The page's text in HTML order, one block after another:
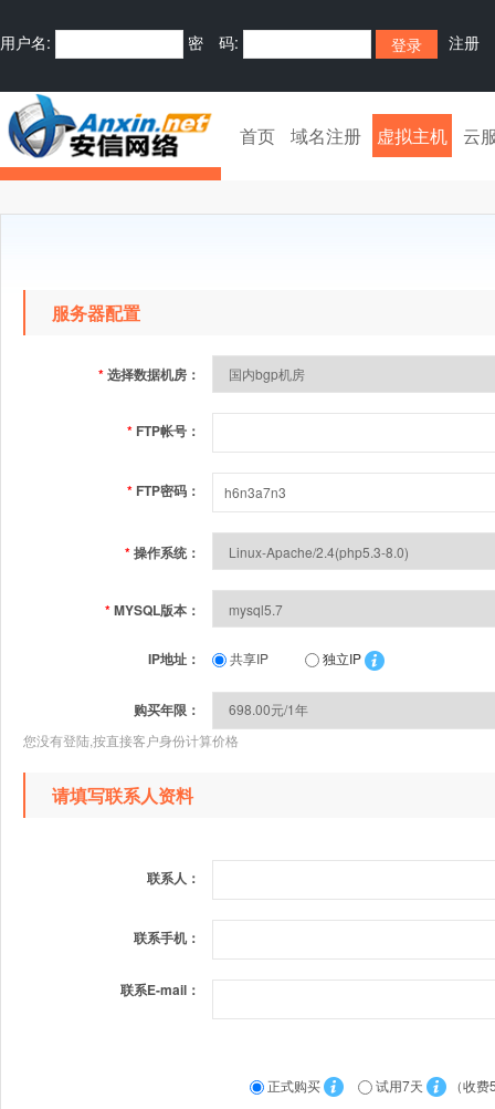
用户名: 密 码: 注册
首页 域名注册 虚拟主机 云
服务器配置
*选择数据机房：
* FTP帐号：
* FTP密码：
*操作系统：
*MYSQL版本：
IP地址： 共享IP 独立IP
购买年限：
您没有登陆,按直接客户身份计算价格
请填写联系人资料
联系人：
联系手机：
联系E-mail：
正式购买 试用7天
（收费